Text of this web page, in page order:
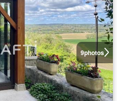
9photos